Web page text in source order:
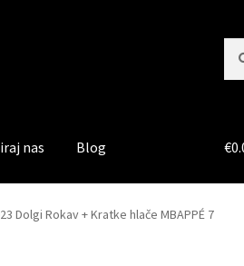
nas Blog €
Dolgi Rokav + Kratke hlače MBAPPÉ 7